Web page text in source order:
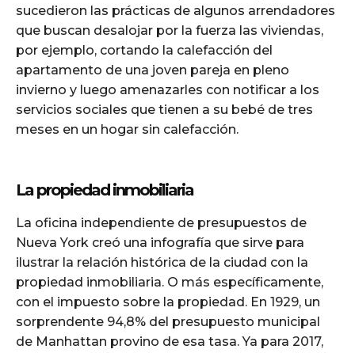
sucedieron las prácticas de algunos arrendadores
que buscan desalojar por la fuerza las viviendas,
por ejemplo, cortando la calefacción del
apartamento de una joven pareja en pleno
invierno y luego amenazarles con notificar a los
servicios sociales que tienen a su bebé de tres
meses en un hogar sin calefacción.
La propiedad inmobiliaria
La oficina independiente de presupuestos de
Nueva York creó una infografía que sirve para
ilustrar la relación histórica de la ciudad con la
propiedad inmobiliaria. O más específicamente,
con el impuesto sobre la propiedad. En 1929, un
sorprendente 94,8% del presupuesto municipal
de Manhattan provino de esa tasa. Ya para 2017,